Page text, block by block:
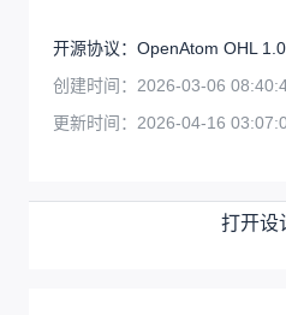
开源协议： OpenAtom OHL 1.0
创建时间： 2026-03-06
更新时间： 2026-04-16
打开设